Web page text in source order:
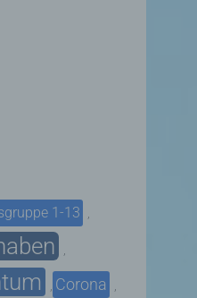
1-13 ,
,
, Corona ,